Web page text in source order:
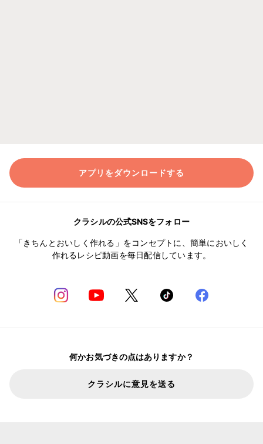
アプリをダウンロードする
クラシルの公式SNSをフォロー
「きちんとおいしく作れる」をコンセプトに、簡単においしく
作れるレシピ動画を毎日配信しています。
何かお気づきの点はありますか？
クラシルに意見を送る